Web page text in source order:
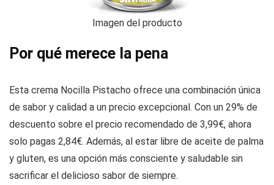
Imagen del producto
Por qué merece la pena
Esta crema Nocilla Pistacho ofrece una combinación única
de sabor y calidad a un precio excepcional. Con un 29% de
descuento sobre el precio recomendado de 3,99€, ahora
solo pagas 2,84€. Además, al estar libre de aceite de palma
y gluten, es una opción más consciente y saludable sin
sacrificar el delicioso sabor de siempre.